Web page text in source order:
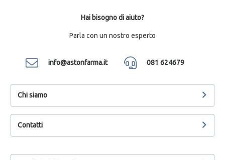
Hai bisogno di aiuto?
Parla con un nostro esperto
info@astonfarma.it 081 624679
Chi siamo
Contatti